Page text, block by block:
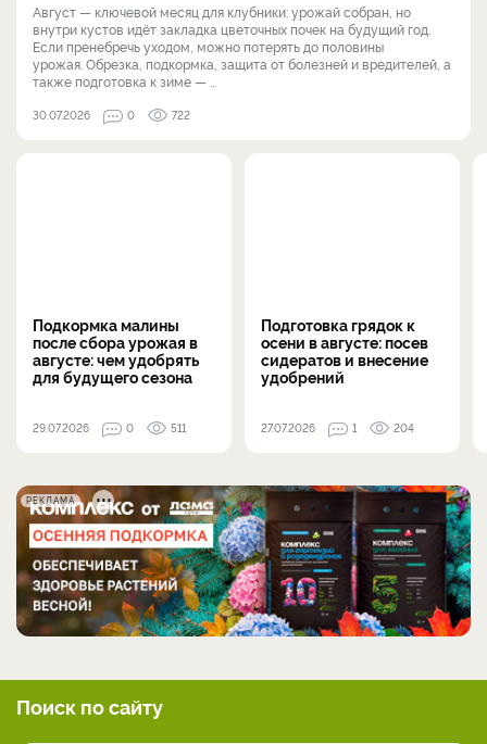
Август — ключевой месяц для клубники: урожай собран, но
внутри кустов идёт закладка цветочных почек на будущий год.
Если пренебречь уходом, можно потерять до половины
урожая. Обрезка, подкормка, защита от болезней и вредителей, а
также подготовка к зиме — ...
30.07.2026 0 722
Подкормка малины
после сбора урожая в
августе: чем удобрять
для будущего сезона
29.07.2026 0 511
Подготовка грядок к
осени в августе: посев
сидератов и внесение
удобрений
27.07.2026 1 204
РЕКЛАМА
Поиск по сайту